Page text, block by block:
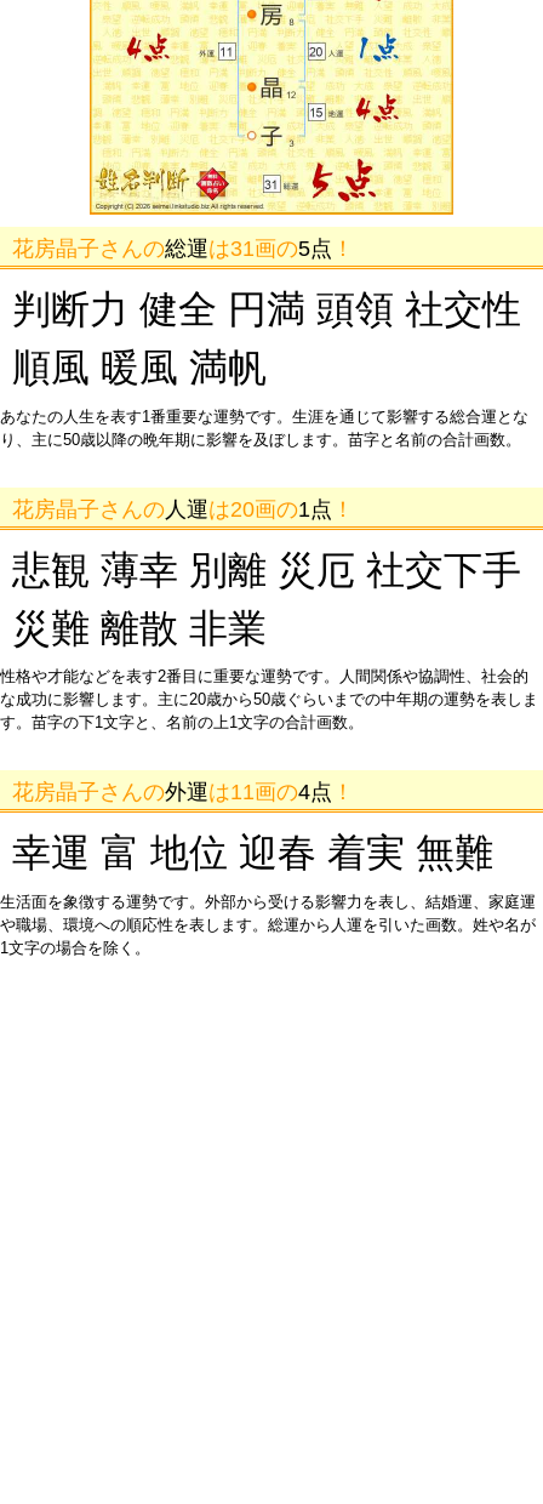
花房晶子さんの総運は31画の5点 ！
判断力 健全 円満 頭領 社交性
順風 暖風 満帆
あなたの人生を表す1番重要な運勢です。生涯を通じて影響する総合運とな
り、主に50歳以降の晩年期に影響を及ぼします。苗字と名前の合計画数。
花房晶子さんの 人運は20画の1点 ！
悲観 薄幸 別離 災厄 社交下手
災難 離散 非業
性格や才能などを表す2番目に重要な運勢です。人間関係や協調性、社会的
な成功に影響します。主に20歳から50歳ぐらいまでの中年期の運勢を表しま
す。苗字の下1文字と、名前の上1文字の合計画数。
花房晶子さんの外運は11画の4点 ！
幸運 富 地位 迎春 着実 無難
生活面を象徴する運勢です。外部から受ける影響力を表し、結婚運、家庭運
や職場、環境への順応性を表します。総運から人運を引いた画数。姓や名が
1文字の場合を除く。